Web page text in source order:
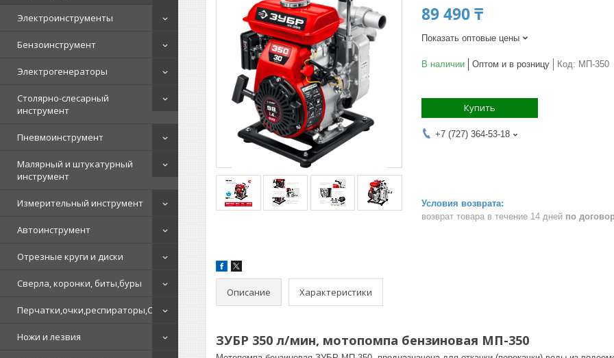
Электроинструменты
Бензоинструмент
Электрогенераторы
Столярно-слесарный
инструмент
Пневмоинструмент
Малярный и штукатурный
инструмент
Измерительный инструмент
Автоинструмент
Отрезные круги и диски
Сверла, коронки, биты,буры
Перчатки,очки,респираторы,СИЗ
Ножи и лезвия
89 490 ₸
Показать оптовые цены
В наличии Оптом и в розницу Код: МП-350
Купить
+7 (727) 364-53-18
возврат товара в течение 14 дней по
Описание Характеристики
ЗУБР 350 л/мин, мотопомпа бензиновая МП-350